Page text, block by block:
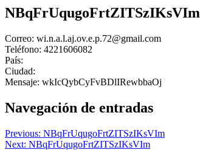
NBqFrUqugoFrtZITSzIKsVIm
Correo: wi.n.a.l.aj.ov.e.p.72@gmail.com
Teléfono: 4221606082
País:
Ciudad:
Mensaje: wkIcQybCyFvBDlIRewbbaOj
Navegación de entradas
Previous: NBqFrUqugoFrtZITSzIKsVIm
Next: NBqFrUqugoFrtZITSzIKsVIm